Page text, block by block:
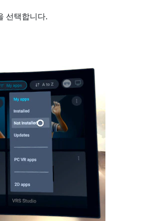
선택합니다.